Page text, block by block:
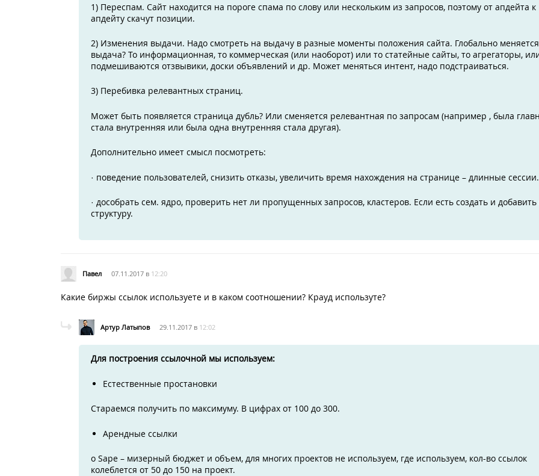
1) Переспам. Сайт находится на пороге спама по слову или нескольким из запросов, поэтому от апдейта к
апдейту скачут позиции.
2) Изменения выдачи. Надо смотреть на выдачу в разные моменты положения сайта. Глобально меняется
выдача? То информационная, то коммерческая (или наоборот) или то статейные сайты, то агрегаторы,
подмешиваются отзвывики, доски объявлений и др. Может меняться интент, надо подстраиваться.
3) Перебивка релевантных страниц.
Может быть появляется страница дубль? Или сменяется релевантная по запросам (например , была
стала внутренняя или была одна внутренняя стала другая).
Дополнительно имеет смысл посмотреть:
· поведение пользователей, снизить отказы, увеличить время нахождения на странице – длинные сессии.
· дособрать сем. ядро, проверить нет ли пропущенных запросов, кластеров. Если есть создать и добавить
структуру.
Павел 07.11.2017 в 12:20
Какие биржы ссылок используете и в каком соотношении? Крауд используте?
Артур Латыпов 29.11.2017 в 12:02
Для построения ссылочной мы используем:
Естественные простановки
Стараемся получить по максимуму. В цифрах от 100 до 300.
Арендные ссылки
o Sape – мизерный бюджет и объем, для многих проектов не используем, где используем, кол-во ссылок
колеблется от 50 до 150 на проект.